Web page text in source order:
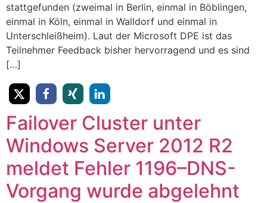
stattgefunden (zweimal in Berlin, einmal in Böblingen,
einmal in Köln, einmal in Walldorf und einmal in
Unterschleißheim). Laut der Microsoft DPE ist das
Teilnehmer Feedback bisher hervorragend und es sind
[…]
Failover Cluster unter
Windows Server 2012 R2
meldet Fehler 1196–DNS-
Vorgang wurde abgelehnt